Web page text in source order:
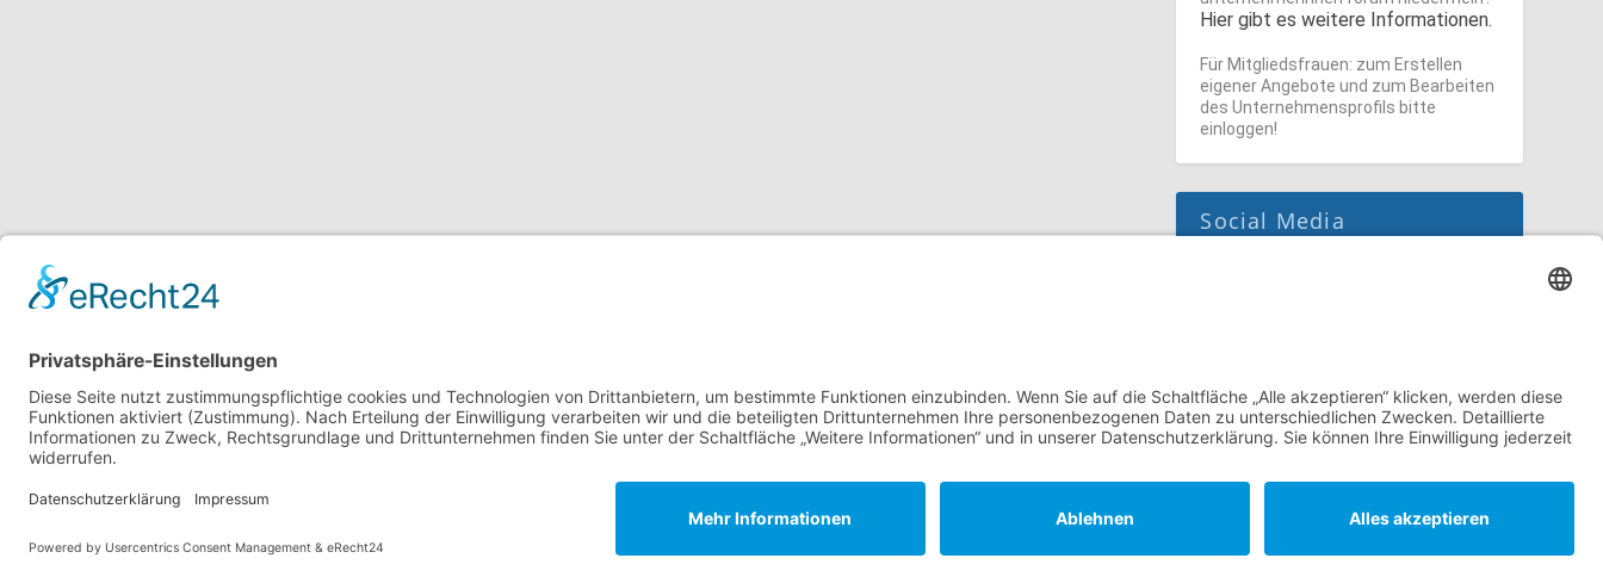
Hier gibt es weitere Informationen.
Für Mitgliedsfrauen: zum Erstellen
eigener Angebote und zum Bearbeiten
des Unternehmensprofils bitte
einloggen!
Social Media
Powered byCommuniBIT Cookie-Einstellungen Datenschutzerklärung Impressum Kontakt